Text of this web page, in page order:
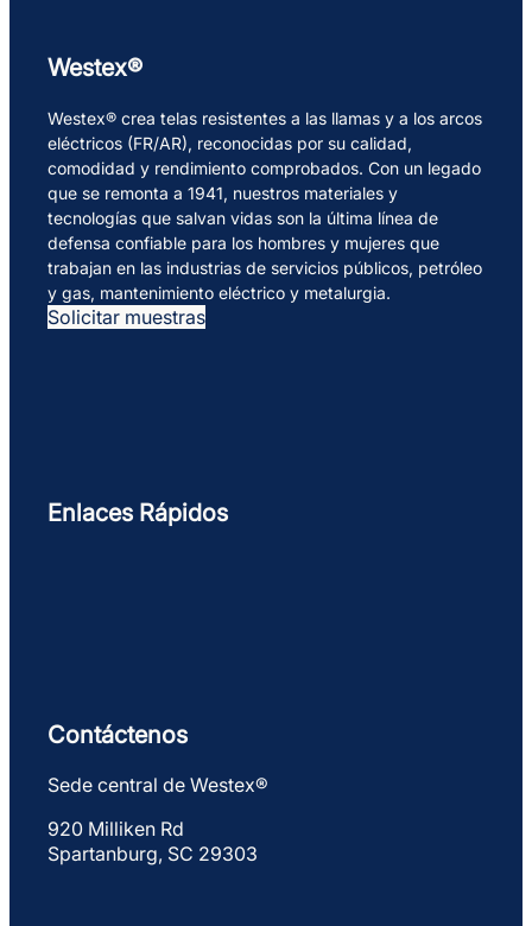
Westex®
Westex® crea telas resistentes a las llamas y a los arcos
eléctricos (FR/AR), reconocidas por su calidad,
comodidad y rendimiento comprobados. Con un legado
que se remonta a 1941, nuestros materiales y
tecnologías que salvan vidas son la última línea de
defensa confiable para los hombres y mujeres que
trabajan en las industrias de servicios públicos, petróleo
y gas, mantenimiento eléctrico y metalurgia.
Solicitar muestras
Enlaces Rápidos
Contáctenos
Sede central de Westex®
920 Milliken Rd
Spartanburg, SC 29303